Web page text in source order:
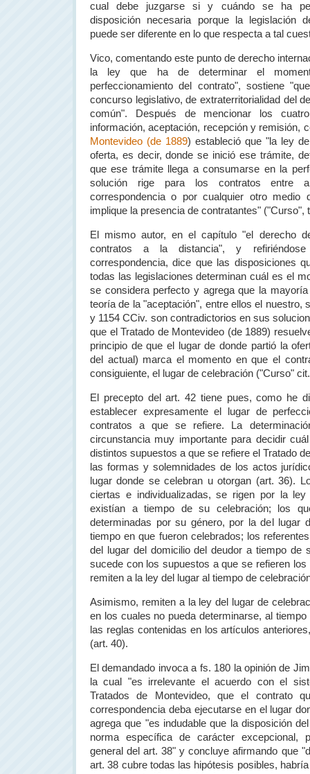
cual debe juzgarse si y cuándo se ha
disposición necesaria porque la legislación
puede ser diferente en lo que respecta a tal
Vico, comentando este punto de derecho
la ley que ha de determinar el
perfeccionamiento del contrato", sostiene
concurso legislativo, de extraterritorialidad del
común". Después de mencionar los
información, aceptación, recepción y remisión,
Montevideo (de 1889) estableció que "la ley
oferta, es decir, donde se inició ese trámite,
que ese trámite llega a consumarse en la
solución rige para los contratos entre
correspondencia o por cualquier otro medio
implique la presencia de contratantes" ("Curso",
El mismo autor, en el capítulo "el derecho
contratos a la distancia", y
correspondencia, dice que las disposiciones
todas las legislaciones determinan cuál es el
se considera perfecto y agrega que la
teoría de la "aceptación", entre ellos el nuestro,
y 1154 CCiv. son contradictorios en sus
que el Tratado de Montevideo (de 1889)
principio de que el lugar de donde partió la
del actual) marca el momento en que el
consiguiente, el lugar de celebración ("Curso"
El precepto del art. 42 tiene pues, como he
establecer expresamente el lugar de
contratos a que se refiere. La
circunstancia muy importante para decidir
distintos supuestos a que se refiere el Tratado
las formas y solemnidades de los actos
lugar donde se celebran u otorgan (art. 36).
ciertas e individualizadas, se rigen por la
existían a tiempo de su celebración; los
determinadas por su género, por la del lugar
tiempo en que fueron celebrados; los
del lugar del domicilio del deudor a tiempo de
sucede con los supuestos a que se refieren
remiten a la ley del lugar al tiempo de
Asimismo, remiten a la ley del lugar de
en los cuales no pueda determinarse, al
las reglas contenidas en los artículos
(art. 40).
El demandado invoca a fs. 180 la opinión de
la cual "es irrelevante el acuerdo con el
Tratados de Montevideo, que el contrato
correspondencia deba ejecutarse en el lugar
agrega que "es indudable que la disposición
norma específica de carácter excepcional,
general del art. 38" y concluye afirmando que
art. 38 cubre todas las hipótesis posibles,